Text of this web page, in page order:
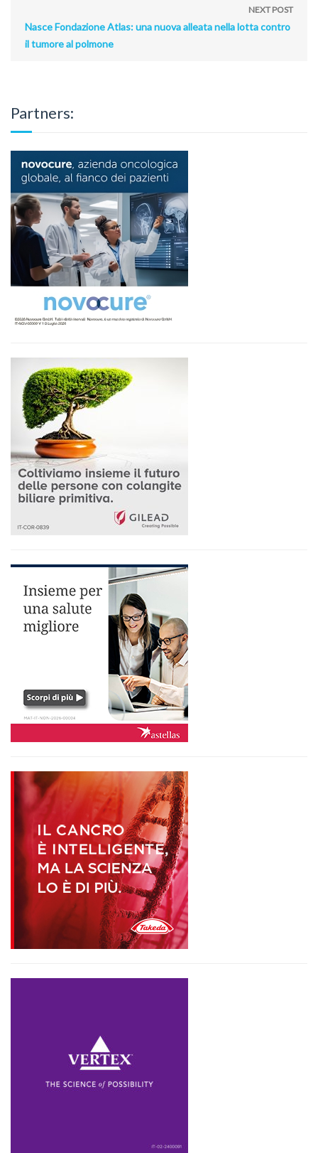
NEXT POST
Nasce Fondazione Atlas: una nuova alleata nella lotta contro
il tumore al polmone
Partners: